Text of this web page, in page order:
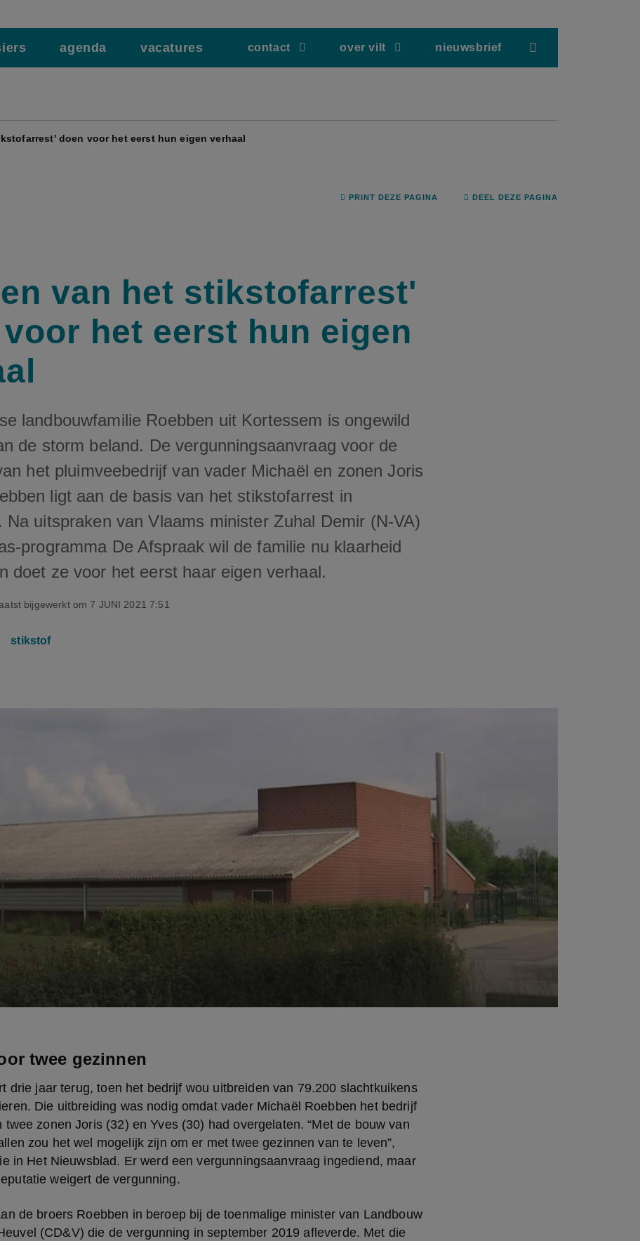
agenda vacatures contact over vilt nieuwsbrief
doen voor het eerst hun eigen verhaal
PRINT DEZE PAGINA DEEL DEZE PAGINA
van het stikstofarrest'
het eerst hun eigen
landbouwfamilie Roebben uit Kortessem is ongewild
de storm beland. De vergunningsaanvraag voor de
het pluimveebedrijf van vader Michaël en zonen Joris
ligt aan de basis van het stikstofarrest in
Na uitspraken van Vlaams minister Zuhal Demir (N-VA)
programma De Afspraak wil de familie nu klaarheid
doet ze voor het eerst haar eigen verhaal.
bijgewerkt om 7 JUNI 2021 7:51
stikstof
twee gezinnen
drie jaar terug, toen het bedrijf wou uitbreiden van 79.200 slachtkuikens
Die uitbreiding was nodig omdat vader Michaël Roebben het bedrijf
twee zonen Joris (32) en Yves (30) had overgelaten. “Met de bouw van
zou het wel mogelijk zijn om er met twee gezinnen van te leven”,
in Het Nieuwsblad. Er werd een vergunningsaanvraag ingediend, maar
weigert de vergunning.
de broers Roebben in beroep bij de toenmalige minister van Landbouw
(CD&V) die de vergunning in september 2019 afleverde. Met die